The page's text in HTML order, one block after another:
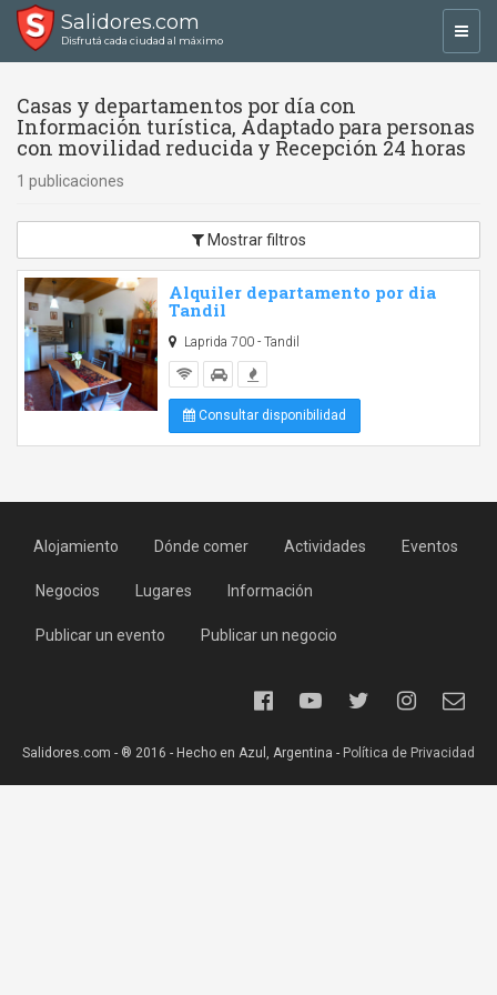
Salidores.com
Disfrutá cada ciudad al máximo
Casas y departamentos por día con
Información turística, Adaptado para personas
con movilidad reducida y Recepción 24 horas
1 publicaciones
Mostrar filtros
Alquiler departamento por dia
Tandil
Laprida 700 - Tandil
Consultar disponibilidad
Alojamiento Dónde comer Actividades Eventos
Negocios Lugares Información
Publicar un evento Publicar un negocio
Salidores.com - ® 2016 - Hecho en Azul, Argentina - Política de Privacidad